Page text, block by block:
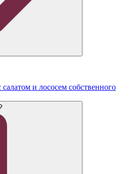
и лососем собственного